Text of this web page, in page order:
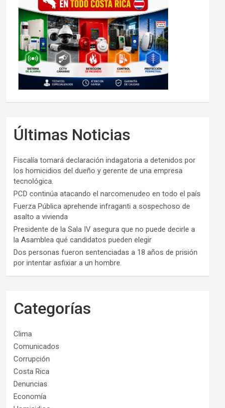
Últimas Noticias
Fiscalía tomará declaración indagatoria a detenidos por
los homicidios del dueño y gerente de una empresa
tecnológica.
PCD continúa atacando el narcomenudeo en todo el país
Fuerza Pública aprehende infraganti a sospechoso de
asalto a vivienda
Presidente de la Sala IV asegura que no puede decirle a
la Asamblea qué candidatos pueden elegir
Dos personas fueron sentenciadas a 18 años de prisión
por intentar asfixiar a un hombre.
Categorías
Clima
Comunicados
Corrupción
Costa Rica
Denuncias
Economía